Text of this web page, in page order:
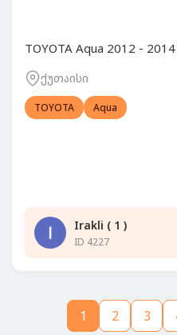
TOYOTA Aqua 2012 -
ქუთაისი
TOYOTA Aqua
Irakli ( 1 )
ID 4227
1 2 3